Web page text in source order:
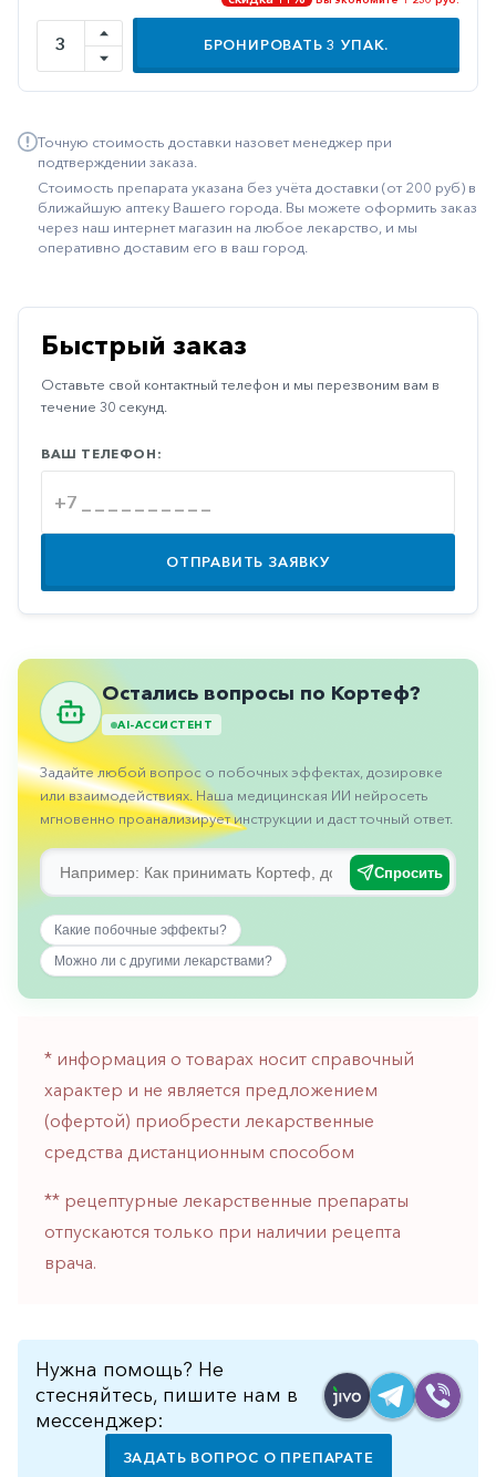
Иммуностимуляторы
Климактерические
Минеральный
обмен
Наружные
средства
Остеопороз
Офтальмология
Паркинсон
Противовирусные
Противовоспалительные
Противоопухолевые
Противоэпилептические
Прочее
Пульмонология
Сердечные
Сосудистые
Урология
Хирургия
Щитовидная
железа
БРОНИРОВАТЬ3 УПАК.
Точную стоимость доставки назовет менеджер при
подтверждении заказа.
Стоимость препарата указана без учёта доставки (от 200 руб) в
ближайшую аптеку Вашего города. Вы можете оформить заказ
через наш интернет магазин на любое лекарство, и мы
оперативно доставим его в ваш город.
Быстрый заказ
Оставьте свой контактный телефон и мы перезвоним вам в
течение 30 секунд.
ВАШ ТЕЛЕФОН:
ОТПРАВИТЬ ЗАЯВКУ
Остались вопросы по Кортеф?
AI-АССИСТЕНТ
Задайте любой вопрос о побочных эффектах, дозировке
или взаимодействиях. Наша медицинская ИИ нейросеть
мгновенно проанализирует инструкции и даст точный ответ.
Спросить
Какие побочные эффекты?
Можно ли с другими лекарствами?
* информация о товарах носит справочный
характер и не является предложением
(офертой) приобрести лекарственные
средства дистанционным способом
** рецептурные лекарственные препараты
отпускаются только при наличии рецепта
врача.
Нужна помощь? Не
стесняйтесь, пишите нам в
мессенджер:
ЗАДАТЬ ВОПРОС О ПРЕПАРАТЕ